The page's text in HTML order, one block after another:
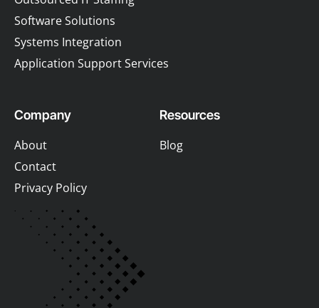
Software Solutions
Systems Integration
Application Support Services
Company
About
Contact
Privacy Policy
Resources
Blog